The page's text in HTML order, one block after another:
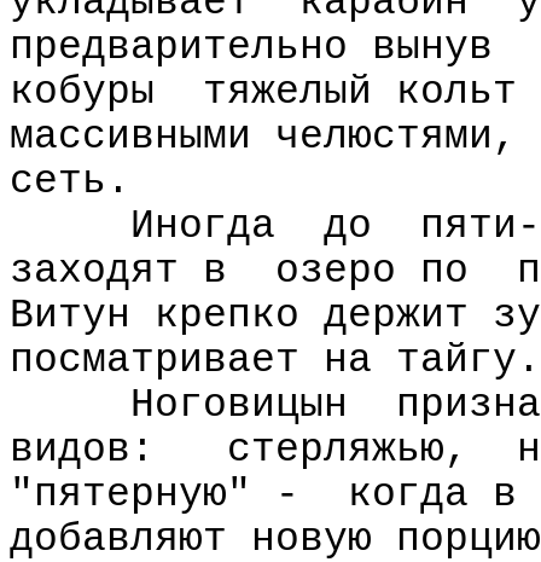
предварительно вынув
кобуры
тяжелый
массивными челюстями,
сеть.
Иногда
до
заходят в
озеро по
Витун крепко держит
посматривает на
Ноговицын
видов:
стерляжью,
"пятерную" -
когда в
добавляют новую